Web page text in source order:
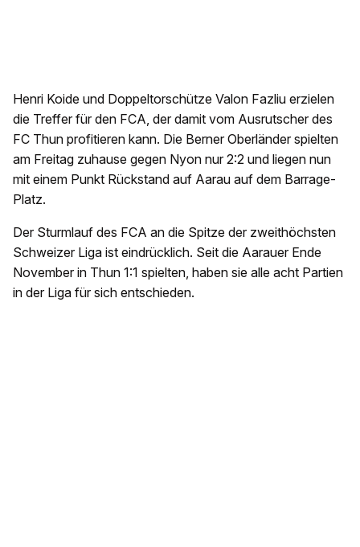
Henri Koide und Doppeltorschütze Valon Fazliu erzielen
die Treffer für den FCA, der damit vom Ausrutscher des
FC Thun profitieren kann. Die Berner Oberländer spielten
am Freitag zuhause gegen Nyon nur 2:2 und liegen nun
mit einem Punkt Rückstand auf Aarau auf dem Barrage-
Platz.
Der Sturmlauf des FCA an die Spitze der zweithöchsten
Schweizer Liga ist eindrücklich. Seit die Aarauer Ende
November in Thun 1:1 spielten, haben sie alle acht Partien
in der Liga für sich entschieden.